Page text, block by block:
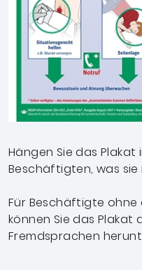
Hängen Sie das Plakat
Beschäftigten, was
Für Beschäftigte ohne
können Sie das Plakat
Fremdsprachen